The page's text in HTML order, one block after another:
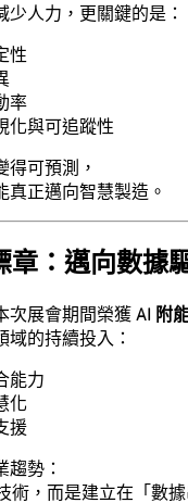
少人力，更關鍵的是：
性
率
化與可追蹤性
得可預測，
真正邁向智慧製造。
章：邁向數據
次展會期間榮獲 AI 附
域的持續投入：
能力
化
援
趨勢：
術，而是建立在「數